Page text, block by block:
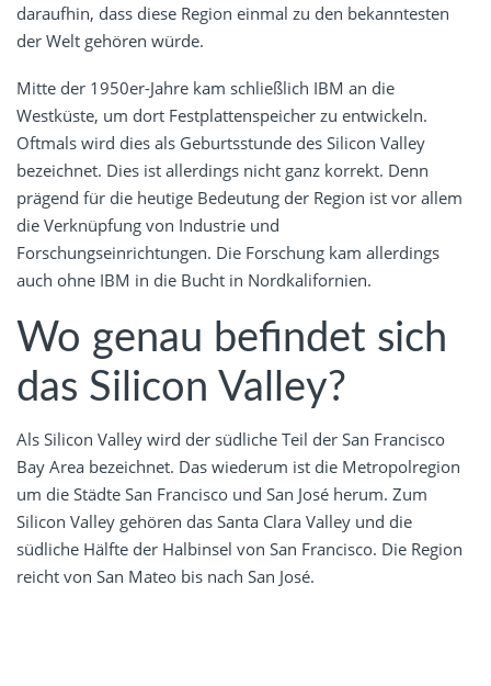
daraufhin, dass diese Region einmal zu den bekanntesten
der Welt gehören würde.
Mitte der 1950er-Jahre kam schließlich IBM an die
Westküste, um dort Festplattenspeicher zu entwickeln.
Oftmals wird dies als Geburtsstunde des Silicon Valley
bezeichnet. Dies ist allerdings nicht ganz korrekt. Denn
prägend für die heutige Bedeutung der Region ist vor allem
die Verknüpfung von Industrie und
Forschungseinrichtungen. Die Forschung kam allerdings
auch ohne IBM in die Bucht in Nordkalifornien.
Wo genau befindet sich
das Silicon Valley?
Als Silicon Valley wird der südliche Teil der San Francisco
Bay Area bezeichnet. Das wiederum ist die Metropolregion
um die Städte San Francisco und San José herum. Zum
Silicon Valley gehören das Santa Clara Valley und die
südliche Hälfte der Halbinsel von San Francisco. Die Region
reicht von San Mateo bis nach San José.